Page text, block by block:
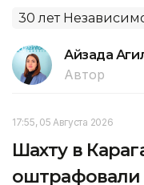
30 лет
Айзада
Автор
17:55, 05 Августа 2026
Шахту в